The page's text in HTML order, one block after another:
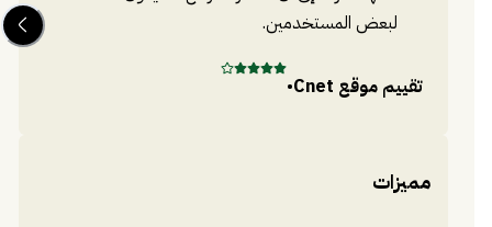
لبعض المستخدمين.
تقييم موقع Cnet
•
مميزات